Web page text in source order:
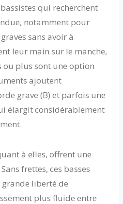
qui recherchent
notamment pour
sans avoir à
leur main sur le manche,
ou plus sont une option
ajoutent
grave (B) et parfois une
élargit considérablement
à elles, offrent une
frettes, ces basses
liberté de
plus fluide entre